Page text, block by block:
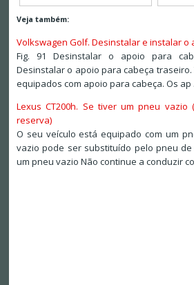
Veja também:
Volkswagen Golf. Desinstalar e instalar o
Fig. 91 Desinstalar o apoio para
Desinstalar o apoio para cabeça
equipados com apoio para cabeça. Os ap
Lexus CT200h. Se tiver um pneu vazio
reserva)
O seu veículo está equipado com um
vazio pode ser substituído pelo pneu de
um pneu vazio Não continue a conduzir